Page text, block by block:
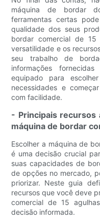
máquina de bordar
ferramentas certas
qualidade dos seus
bordar comercial de
versatilidade e os
seu trabalho de
informações
equipado para
necessidades e
com facilidade.
- Principais recursos
máquina de bordar
Escolher a máquina de
é uma decisão crucial
suas capacidades de
de opções no mercado,
priorizar. Neste guia
recursos que você deve
comercial de 15
decisão informada.